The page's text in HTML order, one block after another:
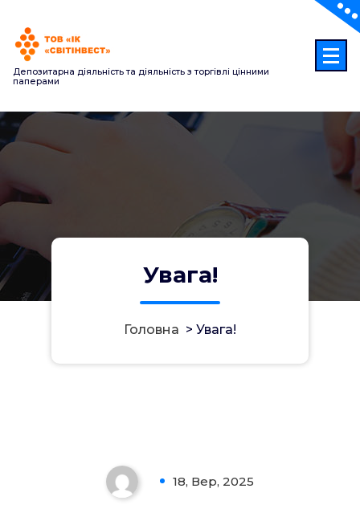
контенту
Депозитарна діяльність та діяльність з торгівлі цінними
паперами
Увага!
Головна > Увага!
18, Вер, 2025